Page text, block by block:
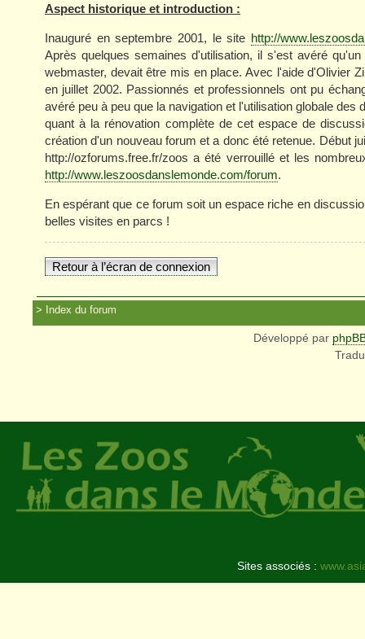
Aspect historique et introduction :
Inauguré en septembre 2001, le site http://
Après quelques semaines d'utilisation, il s'est avéré
webmaster, devait être mis en place. Avec l'aide d'Olivier
en juillet 2002. Passionnés et professionnels ont pu
avéré peu à peu que la navigation et l'utilisation globale
quant à la rénovation complète de cet espace de
création d'un nouveau forum et a donc été retenue. Début
http://ozforums.free.fr/zoos a été verrouillé et les
http://www.leszoosdanslemonde.com/forum.
En espérant que ce forum soit un espace riche en
belles visites en parcs !
Retour à l’écran de connexion
Index du forum
Développé par
Sites associés :